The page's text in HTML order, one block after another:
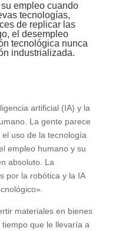
empleo cuando
tecnologías,
de replicar las
el desempleo
tecnológica nunca
industrializada.
artificial (IA) y la
La gente parece
uso de la tecnología
empleo humano y su
absoluto. La
por la robótica y la IA
materiales en bienes
que le llevaría a